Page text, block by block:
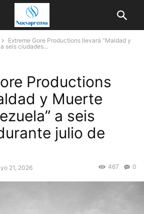
Extreme Gore Productions llevará “Maldad y
seis ciudades...
Productions
y Muerte
a seis
julio de
21, 2026 0
467